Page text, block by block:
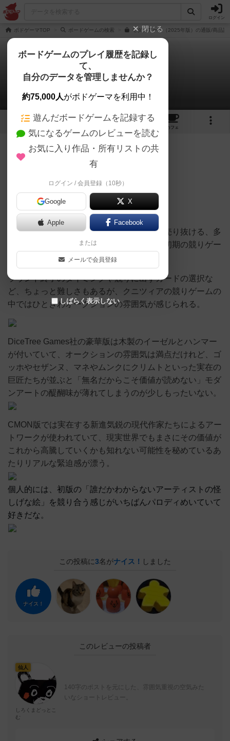
ログイン
ボドゲーマTOP ボードゲームの検索 モダンアート（2025年版）の通販/商品詳
モダンアート
しろくまどっとこむさんのレビュー
10 4 64
カフェ
384名 3名 0 9ヶ月前
—明日の傑作か？
—ゴミ屑同然のポスターか？
無名アーティストの絵画を買い付け高値で売り抜ける、多
様なオークション方式が魅力のクニツィア初期の競りゲー
ムは皮肉の効いたユーモラスな作品だ。
ラウンド終了のタイミングや競りに出すカードの選択な
ど、ちょっと難しさもあるが、クニツィアの競りゲームの
中ではひときわオークションの雰囲気が感じられる。
DiceTree Games社の豪華版は木製のイーゼルとハンマー
が付いていて、オークションの雰囲気は満点だけれど、ゴ
ッホやセザンヌ、マネやムンクにクリムトといった実在の
巨匠たちが並ぶと「無名だからこそ価値が読めない」モダ
ンアートの醍醐味が薄れてしまうのが少しもったいない。
CMON版では実在する新進気鋭の現代作家たちによるアー
トワークが使われていて、現実世界でもまさにその価値が
これから高騰していくかも知れない可能性を秘めているあ
たりリアルな緊迫感が漂う。
個人的には、初版の「誰だかわからないアーティストの怪
しげな絵」を競り合う感じがいちばんパロディめいていて
好きだな。
この投稿に3名がナイス！ しました
ナイス！
このレビューの投稿者
仙人
しろくまどっとこ
む
140字のポストを元にした、雰囲気重視の空気みた
いなショートレビュー。
閉じる
ボードゲームのプレイ履歴を記録し
て、
自分のデータを管理しませんか？
約75,000人がボドゲーマを利用中！
遊んだボードゲームを記録する
気になるゲームのレビューを読む
お気に入り作品・所有リストの共
有
ログイン / 会員登録（10秒）
Google X
Apple Facebook
または
メールで会員登録
しばらく表示しない